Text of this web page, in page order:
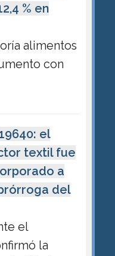
% en
alimentos
con
el
textil fue
a
del
el
la